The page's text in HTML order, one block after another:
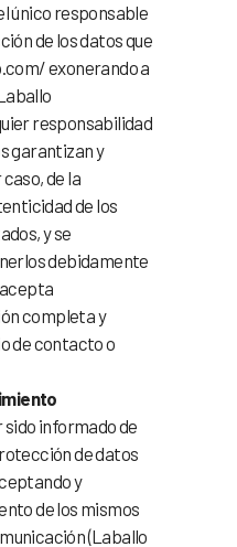
único responsable
de los datos que
exonerando a
responsabilidad
garantizan y
de la
de los
y se
debidamente
completa y
de contacto o
sido informado de
de datos
y
de los mismos
(Laballo